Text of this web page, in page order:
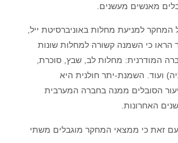
מאנשים מעשנים.
המחקר למניעת מחלות באוניברסיטת ייל,
הראו כי השמנה קשורה למחלות שונות
המודרנית: מחלות לב, שבץ, סוכרת,
ועוד. השמנת-יתר חולנית היא
הסובלים ממנה בחברה המערבית
האחרונות.
זאת כי ממצאי המחקר מוגבלים משתי